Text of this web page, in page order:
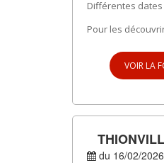
Différentes
Pour les
VOIR LA
du 16/02/